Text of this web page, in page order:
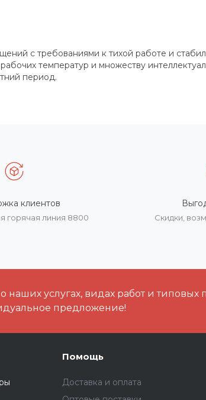
с требованиями к тихой работе и
температур и множеству
период.
клиентов
горячая линия 8800 Скидки,
услугах, видах работ и типовых
предложение!
Помощь
Доставка и оплата